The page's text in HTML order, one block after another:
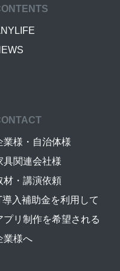
業様・自治体様
具関連会社様
材・講演依頼
導入補助金を利用して
プリ制作を希望される
業様へ